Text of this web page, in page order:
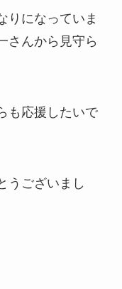
りになっていま
さんから見守ら
も応援したいで
うございまし